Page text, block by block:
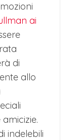
le
della
e le
nelle
creano una
non ospita
diventa
ai
di
allo
indelebili